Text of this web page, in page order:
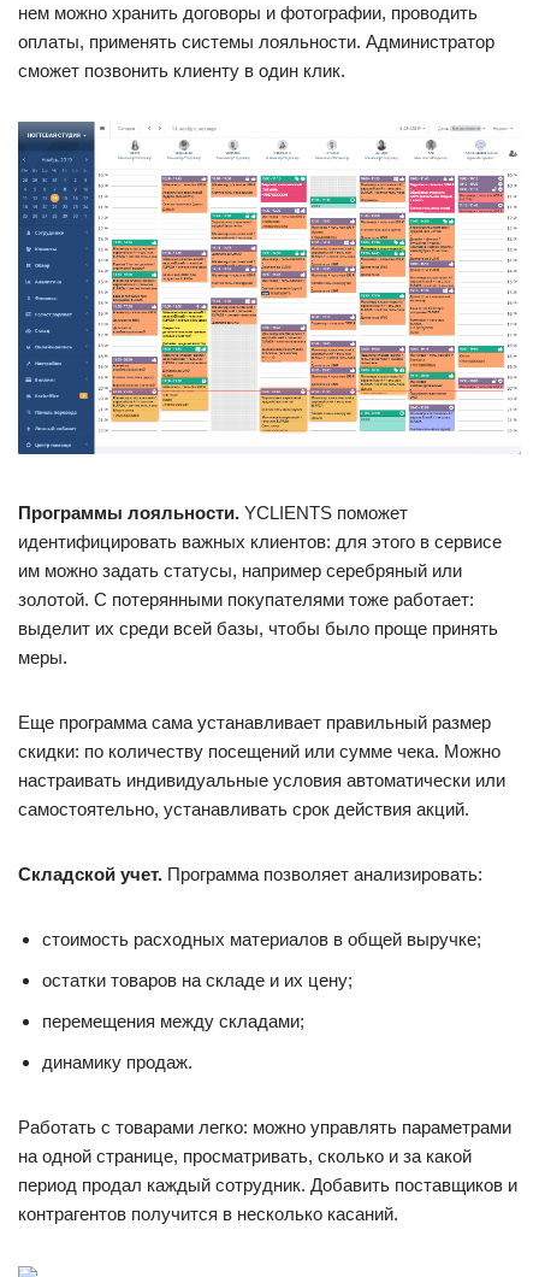
нем можно хранить договоры и фотографии, проводить
оплаты, применять системы лояльности. Администратор
сможет позвонить клиенту в один клик.
Программы лояльности. YCLIENTS поможет
идентифицировать важных клиентов: для этого в сервисе
им можно задать статусы, например серебряный или
золотой. С потерянными покупателями тоже работает:
выделит их среди всей базы, чтобы было проще принять
меры.
Еще программа сама устанавливает правильный размер
скидки: по количеству посещений или сумме чека. Можно
настраивать индивидуальные условия автоматически или
самостоятельно, устанавливать срок действия акций.
Складской учет. Программа позволяет анализировать:
стоимость расходных материалов в общей выручке;
остатки товаров на складе и их цену;
перемещения между складами;
динамику продаж.
Работать с товарами легко: можно управлять параметрами
на одной странице, просматривать, сколько и за какой
период продал каждый сотрудник. Добавить поставщиков и
контрагентов получится в несколько касаний.